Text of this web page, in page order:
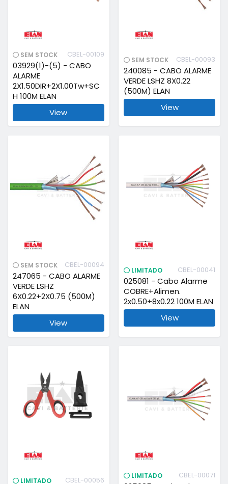
SEM STOCK CBEL-00109
03929(1)-(5) - CABO
ALARME
2X1.50DIR+2X1.00Tw+SC
H 100M ELAN
View
SEM STOCK CBEL-00093
240085 - CABO ALARME
VERDE LSHZ 8X0.22
(500M) ELAN
View
SEM STOCK CBEL-00094
247065 - CABO ALARME
VERDE LSHZ
6X0.22+2X0.75 (500M)
ELAN
View
LIMITADO CBEL-00041
025081 - Cabo Alarme
COBRE+Alimen.
2x0.50+8x0.22 100M ELAN
View
LIMITADO CBEL-00056 LIMITADO CBEL-00071